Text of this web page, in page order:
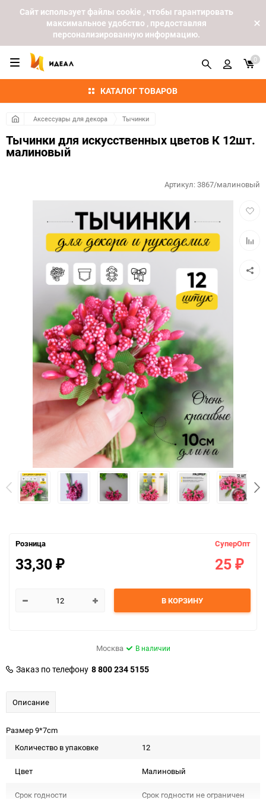
Cайт использует файлы cookie , чтобы гарантировать
максимальное удобство , предоставляя
персонализированную информацию.
КАТАЛОГ ТОВАРОВ
0
Аксессуары для декора Тычинки
Тычинки для искусственных цветов К 12шт.
малиновый
Артикул:3867/малиновый
Розница
33,30 ₽
СуперОпт
25 ₽
В КОРЗИНУ
Москва В наличии
Заказ по телефону 8 800 234 5155
Описание
Размер 9*7cm
Количество в упаковке
12
Цвет Малиновый
Срок годности Срок годности не ограничен